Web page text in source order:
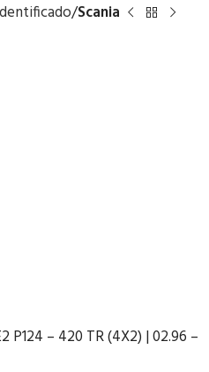
Scania
P124 – 420 TR (4X2) | 02.96 –